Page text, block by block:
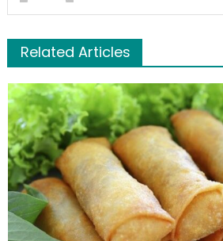
Related Articles